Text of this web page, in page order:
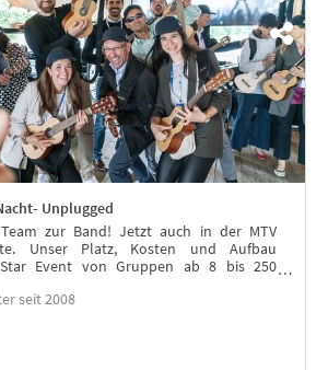
Unplugged
zur Band! Jetzt auch in der MTV
Unser Platz, Kosten und Aufbau
Event von Gruppen ab 8 bis 250
seit 2008